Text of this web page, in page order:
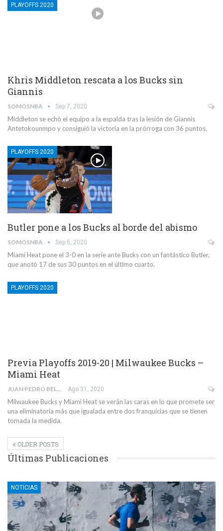
PLAYOFFS 2020
Khris Middleton rescata a los Bucks sin
Giannis
SOMOSNBA Sep 7, 2020
Middleton se echó el equipo a la espalda tras la lesión de Giannis
Antetokounmpo y consiguió la victoria en la prórroga con 36 puntos.
PLAYOFFS 2020
Butler pone a los Bucks al borde del abismo
SOMOSNBA Sep 5, 2020
Miami Heat pone el 3-0 en la serie ante Bucks con un fantástico Butler,
que anotó 17 de sus 30 puntos en el último cuarto.
PLAYOFFS 2020
Previa Playoffs 2019-20 | Milwaukee Bucks –
Miami Heat
JUAN PEDRO BELMONTE GARCÍA Ago 31, 2020
Milwaukee Bucks y Miami Heat se verán las caras en lo que promete ser
una eliminatoria más que igualada entre dos franquicias que se tienen
tomada la medida.
OLDER POSTS
Últimas Publicaciones
NOTICIAS